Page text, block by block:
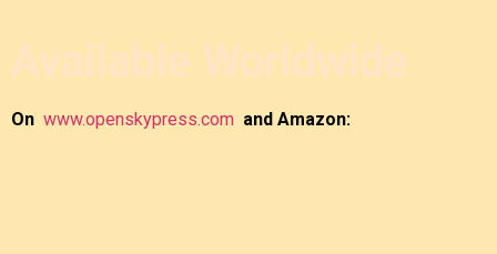
On www.openskypress.com and Amazon: